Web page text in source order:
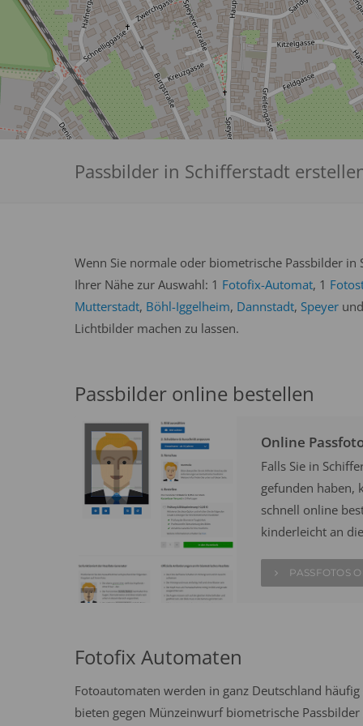
Passbilder in Schifferstadt
Wenn Sie normale oder biometrische Passbilder
Ihrer Nähe zur Auswahl: 1 Fotofix-Automat, 1
Mutterstadt, Böhl-Iggelheim, Dannstadt, Speyer und
Lichtbilder machen zu lassen.
Passbilder online bestellen
Online
Falls Sie in
gefunden haben,
schnell online
kinderleicht an
PASSFOTOS
Fotofix Automaten
Fotoautomaten werden in ganz Deutschland
bieten gegen Münzeinwurf biometrische